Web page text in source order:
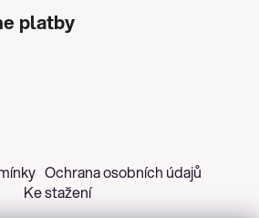
platby
Ochrana osobních údajů
Ke stažení